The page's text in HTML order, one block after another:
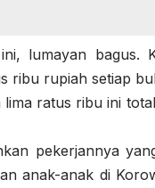
lumayan bagus.
ribu rupiah setiap
ratus ribu ini
pekerjannya
anak-anak di